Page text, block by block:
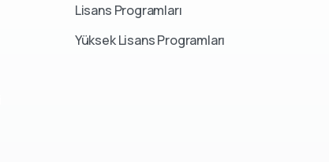
Lisans Programları
Yüksek Lisans Programları